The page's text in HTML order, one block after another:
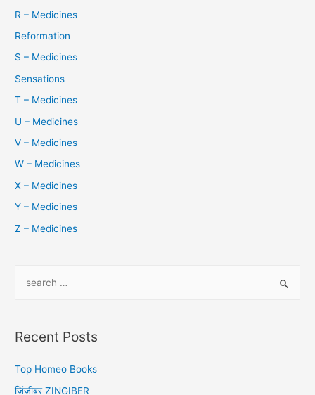
R – Medicines
Reformation
S – Medicines
Sensations
T – Medicines
U – Medicines
V – Medicines
W – Medicines
X – Medicines
Y – Medicines
Z – Medicines
r
h
f
Recent Posts
Top Homeo Books
जिंजीबर ZINGIBER